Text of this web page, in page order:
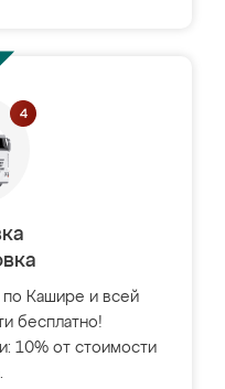
Кашире и всей
бесплатно!
10% от стоимости